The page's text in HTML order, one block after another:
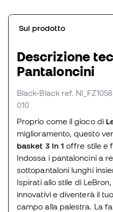
Sul prodotto
Descrizione
Pantaloncini
Black-Black ref.
010
Proprio come il gioco di
miglioramento, questo
basket 3 in 1 offre stile e
Indossa i pantaloncini a
sottopantaloni lunghi
Ispirati allo stile di
innovativi e diventerà il
campo alla palestra. La